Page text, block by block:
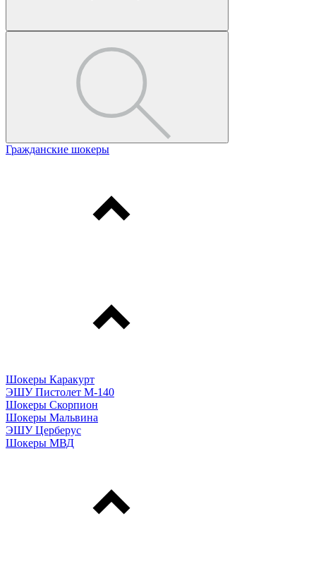
Гражданские шокеры
Шокеры Каракурт
ЭШУ Пистолет М-140
Шокеры Скорпион
Шокеры Мальвина
ЭШУ Церберус
Шокеры МВД